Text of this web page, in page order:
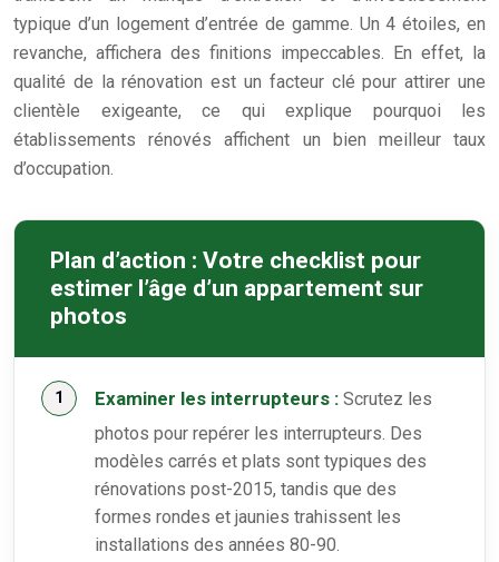
typique d’un logement d’entrée de gamme. Un 4 étoiles, en
revanche, affichera des finitions impeccables. En effet, la
qualité de la rénovation est un facteur clé pour attirer une
clientèle exigeante, ce qui explique pourquoi les
établissements rénovés affichent un bien meilleur taux
d’occupation.
Plan d’action : Votre checklist pour
estimer l’âge d’un appartement sur
photos
Examiner les interrupteurs : Scrutez les
photos pour repérer les interrupteurs. Des
modèles carrés et plats sont typiques des
rénovations post-2015, tandis que des
formes rondes et jaunies trahissent les
installations des années 80-90.